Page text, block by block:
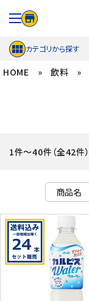
カテゴリから探す
ACCOUNT MENU
セール商品
カテゴリから探す
スイーツ
お菓子
HOME » 飲料 »
1件～40件（全42件）
商品名
商品名
新着順
発売日順
価格が安い
価格が高い